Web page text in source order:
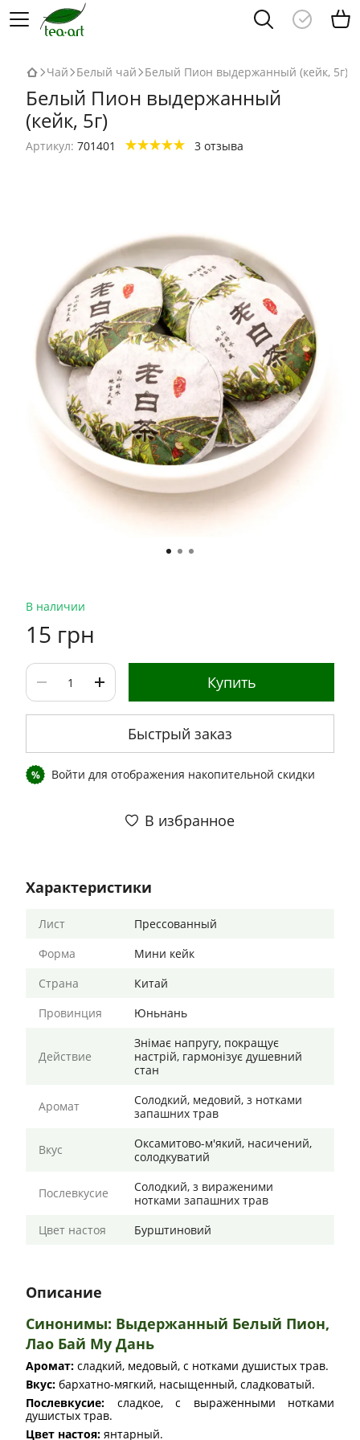
Чай Белый чай Белый Пион выдержанный (кейк, 5г)
Белый Пион выдержанный
(кейк, 5г)
Артикул: 701401 3 отзыва
В наличии
15 грн
Купить
Быстрый заказ
% Войти для отображения накопительной скидки
В избранное
Характеристики
Лист
Прессованный
Форма
Мини кейк
Страна
Китай
Провинция
Юньнань
Действие
Знімає напругу, покращує
настрій, гармонізує душевний
стан
Аромат
Солодкий, медовий, з нотками
запашних трав
Вкус
Оксамитово-м'який, насичений,
солодкуватий
Послевкусие
Солодкий, з вираженими
нотками запашних трав
Цвет настоя
Бурштиновий
Описание
Синонимы: Выдержанный Белый Пион,
Лао Бай Му Дань
Аромат: сладкий, медовый, с нотками душистых трав.
Вкус: бархатно-мягкий, насыщенный, сладковатый.
Послевкусие: сладкое, с выраженными нотками
душистых трав.
Цвет настоя: янтарный.